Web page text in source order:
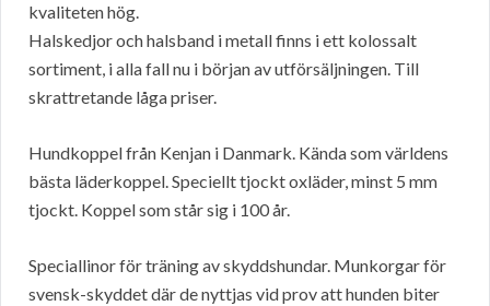
kvaliteten hög.
Halskedjor och halsband i metall finns i ett kolossalt
sortiment, i alla fall nu i början av utförsäljningen. Till
skrattretande låga priser.
Hundkoppel från Kenjan i Danmark. Kända som världens
bästa läderkoppel. Speciellt tjockt oxläder, minst 5 mm
tjockt. Koppel som står sig i 100 år.
Speciallinor för träning av skyddshundar. Munkorgar för
svensk-skyddet där de nyttjas vid prov att hunden biter